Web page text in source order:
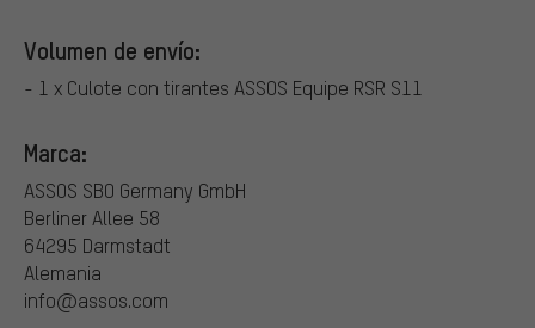
Volumen de envío:
- 1 x Culote con tirantes ASSOS Equipe RSR S11
Marca:
ASSOS SBO Germany GmbH
Berliner Allee 58
64295 Darmstadt
Alemania
info@assos.com